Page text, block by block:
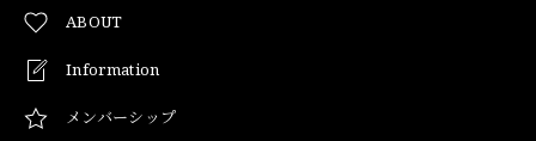
ABOUT
Information
メンバーシップ